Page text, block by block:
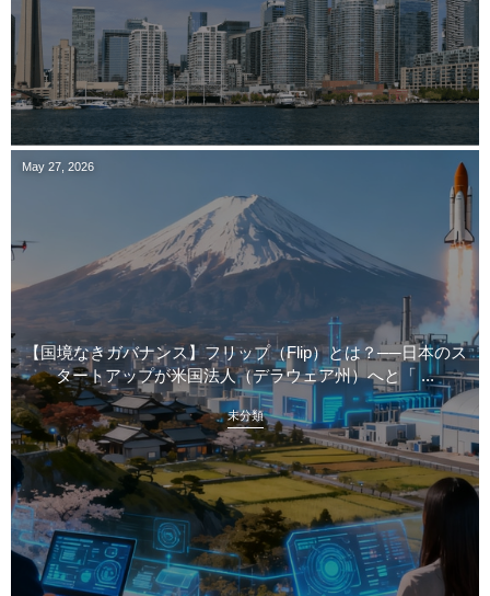
May 27 2026
【国境なきガバナンス】フリップ（Flip）とは？──日本のス
タートアップが米国法人（デラウェア州）へと「 ...
未分類